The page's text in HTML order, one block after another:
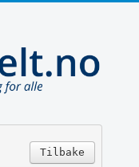
Tilbake